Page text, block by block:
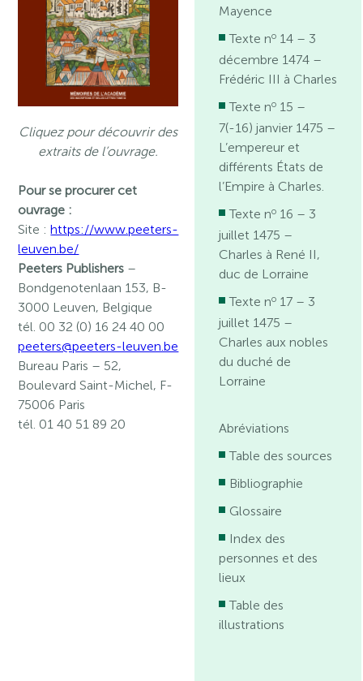
Cliquez pour découvrir des
extraits de l’ouvrage.
Pour se procurer cet
ouvrage :
Site :https://www.peeters-
leuven.be/
Peeters Publishers –
Bondgenotenlaan 153, B-
3000 Leuven, Belgique
tél. 00 32 (0) 16 24 40 00
peeters@peeters-leuven.be
Bureau Paris – 52,
Boulevard Saint-Michel, F-
75006 Paris
tél. 01 40 51 89 20
Mayence
Texte no 14 – 3
décembre 1474 –
Frédéric III à Charles
Texte no 15 –
7(-16) janvier 1475 –
L’empereur et
différents États de
l’Empire à Charles.
Texte no 16 – 3
juillet 1475 –
Charles à René II,
duc de Lorraine
Texte no 17 – 3
juillet 1475 –
Charles aux nobles
du duché de
Lorraine
Abréviations
Table des sources
Bibliographie
Glossaire
Index des
personnes et des
lieux
Table des
illustrations